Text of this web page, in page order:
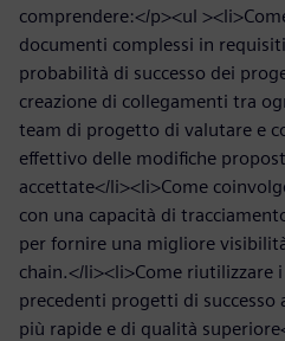
comprendere:</p><ul
documenti complessi in
probabilità di successo dei
creazione di collegamenti tra
team di progetto di valutare e
effettivo delle modifiche
accettate</li><li>Come
con una capacità di
per fornire una migliore
chain.</li><li>Come riutilizzare
precedenti progetti di
più rapide e di qualità